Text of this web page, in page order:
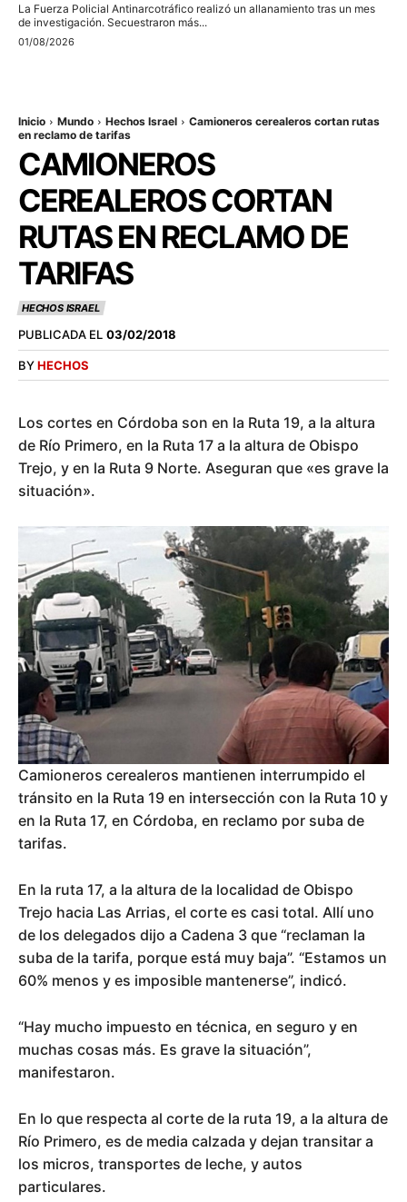
La Fuerza Policial Antinarcotráfico realizó un allanamiento tras un mes
de investigación. Secuestraron más...
01/08/2026